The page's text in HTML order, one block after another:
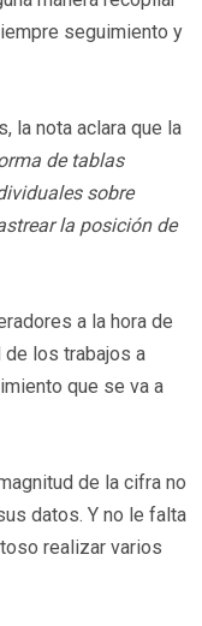
seguimiento y
la nota aclara que la
de tablas
sobre
la posición de
a la hora de
de los trabajos a
que se va a
de la cifra no
datos. Y no le falta
realizar varios